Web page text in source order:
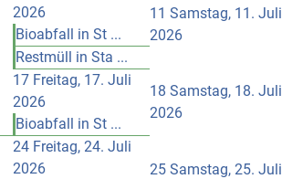
2026
Bioabfall in St ...
Restmüll in Sta ...
11 Samstag, 11. Juli
2026
17 Freitag, 17. Juli
2026
Bioabfall in St ...
18 Samstag, 18. Juli
2026
24 Freitag, 24. Juli
2026
25 Samstag, 25. Juli